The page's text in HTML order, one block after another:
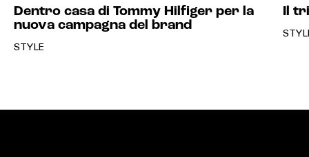
Dentro casa di Tommy Hilfiger per la
nuova campagna del brand
STYLE
Il